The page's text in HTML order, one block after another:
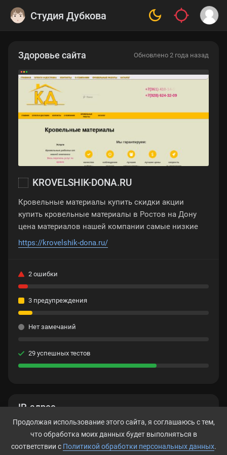
Студия Дубкова
IP-адрес
45.130.41.118
Здоровье сайта Обновлено 2 года назад
KROVELSHIK-DONA.RU
Кровельные материалы купить скидки акции
купить кровельные материалы в Ростов на Дону
цена материалов нашей компании самые низкие
https://krovelshik-dona.ru/
2 ошибки
3 предупреждения
Нет замечаний
29 успешных тестов
Продолжая использование этого сайта, я соглашаюсь с тем,
что обработка моих данных будет выполняться в
соответствии с Политикой обработки персональных данных.